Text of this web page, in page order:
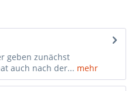
geben zunächst
auch nach der... mehr